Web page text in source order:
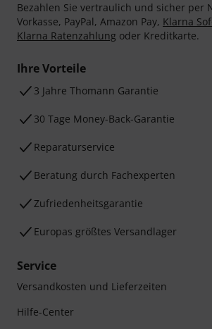
Bezahlen Sie vertraulich und sicher per
Vorkasse, PayPal, Amazon Pay, Klarna
Klarna Ratenzahlung oder Kreditkarte.
Ihre Vorteile
3 Jahre Thomann Garantie
30 Tage Money-Back-Garantie
Reparaturservice
Beratung durch Fachexperten
Zufriedenheitsgarantie
Europas größtes Versandlager
Service
Versandkosten und Lieferzeiten
Hilfe-Center